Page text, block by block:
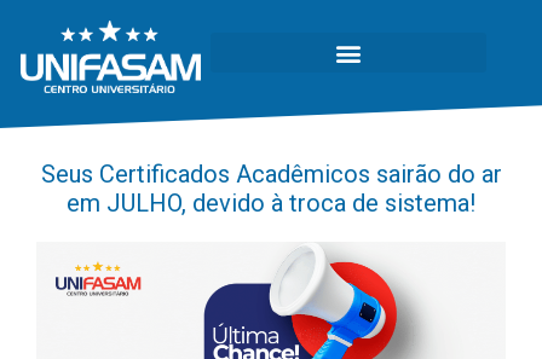
Seus Certificados Acadêmicos sairão do ar
em JULHO, devido à troca de sistema!